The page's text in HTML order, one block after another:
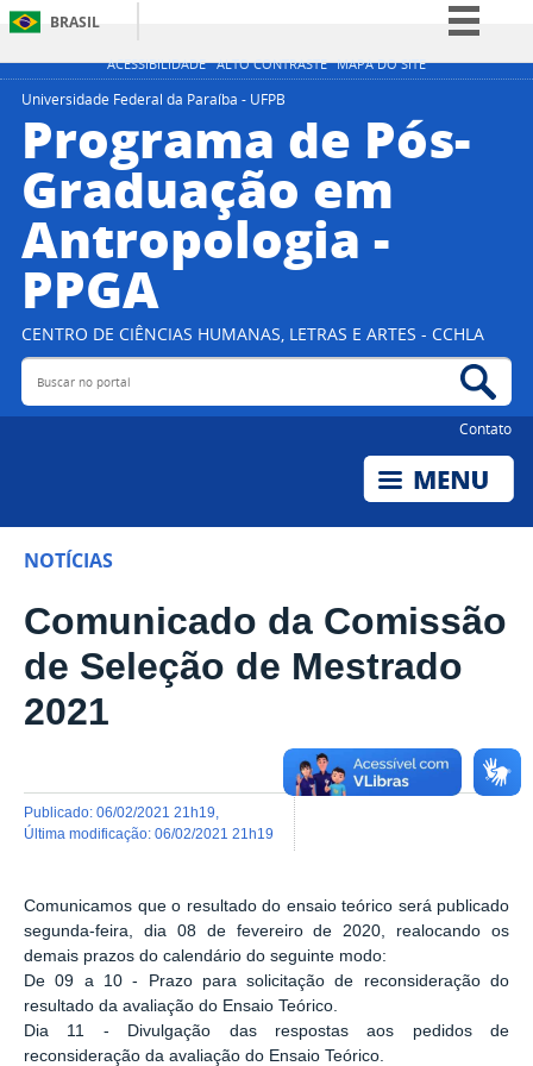
ACESSIBILIDADE ALTO CONTRASTE MAPA DO SITE
BRASIL
Simplifique!
Participe
Legislação
Canais
Universidade Federal da Paraíba - UFPB
Programa de Pós-
Graduação em
Antropologia -
PPGA
CENTRO DE CIÊNCIAS HUMANAS, LETRAS E ARTES - CCHLA
Buscar no portal
Contato
NOTÍCIAS
Comunicado da Comissão
de Seleção de Mestrado
2021
publicado: 06/02/2021 21h19
última modificação: 06/02/2021 21h19
Comunicamos que o resultado do ensaio teórico será publicado
segunda-feira, dia 08 de fevereiro de 2020, realocando os
demais prazos do calendário do seguinte modo:
De 09 a 10 - Prazo para solicitação de reconsideração do
resultado da avaliação do Ensaio Teórico.
Dia 11 - Divulgação das respostas aos pedidos de
reconsideração da avaliação do Ensaio Teórico.